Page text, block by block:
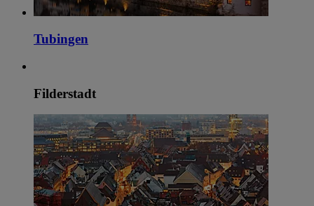
Tubingen
Filderstadt